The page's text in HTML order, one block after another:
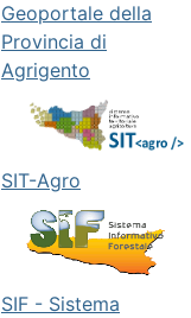
Geoportale della
Provincia di
Agrigento
SIT-Agro
SIF - Sistema